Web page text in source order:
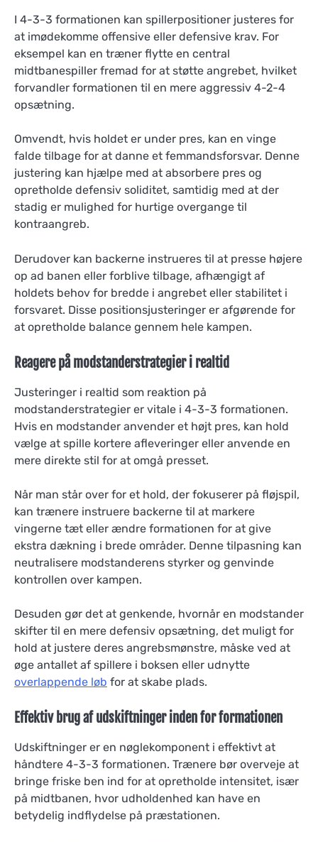
I 4-3-3 formationen kan spillerpositioner justeres for
at imødekomme offensive eller defensive krav. For
eksempel kan en træner flytte en central
midtbanespiller fremad for at støtte angrebet, hvilket
forvandler formationen til en mere aggressiv 4-2-4
opsætning.
Omvendt, hvis holdet er under pres, kan en vinge
falde tilbage for at danne et femmandsforsvar. Denne
justering kan hjælpe med at absorbere pres og
opretholde defensiv soliditet, samtidig med at der
stadig er mulighed for hurtige overgange til
kontraangreb.
Derudover kan backerne instrueres til at presse højere
op ad banen eller forblive tilbage, afhængigt af
holdets behov for bredde i angrebet eller stabilitet i
forsvaret. Disse positionsjusteringer er afgørende for
at opretholde balance gennem hele kampen.
Reagere på modstanderstrategier i realtid
Justeringer i realtid som reaktion på
modstanderstrategier er vitale i 4-3-3 formationen.
Hvis en modstander anvender et højt pres, kan hold
vælge at spille kortere afleveringer eller anvende en
mere direkte stil for at omgå presset.
Når man står over for et hold, der fokuserer på fløjspil,
kan trænere instruere backerne til at markere
vingerne tæt eller ændre formationen for at give
ekstra dækning i brede områder. Denne tilpasning kan
neutralisere modstanderens styrker og genvinde
kontrollen over kampen.
Desuden gør det at genkende, hvornår en modstander
skifter til en mere defensiv opsætning, det muligt for
hold at justere deres angrebsmønstre, måske ved at
øge antallet af spillere i boksen eller udnytte
overlappende løb for at skabe plads.
Effektiv brug af udskiftninger inden for formationen
Udskiftninger er en nøglekomponent i effektivt at
håndtere 4-3-3 formationen. Trænere bør overveje at
bringe friske ben ind for at opretholde intensitet, især
på midtbanen, hvor udholdenhed kan have en
betydelig indflydelse på præstationen.